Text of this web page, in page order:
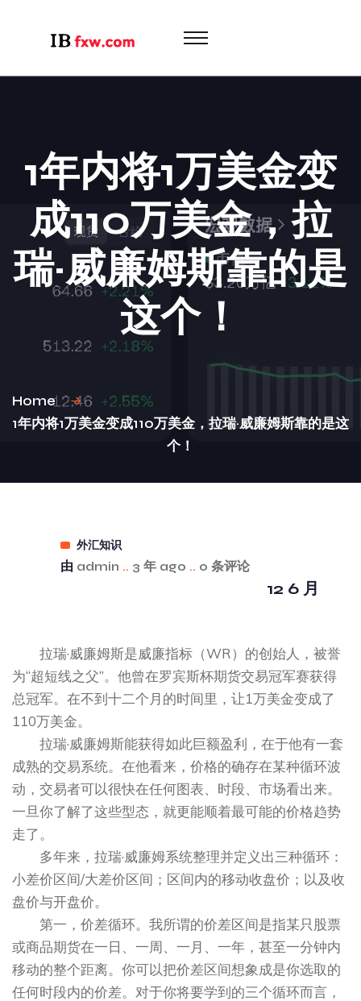
1年内将1万美金变
成110万美金，拉
瑞·威廉姆斯靠的是
这个！
Home
1年内将1万美金变成110万美金，拉瑞·威廉姆斯靠的是这
个！
外汇知识
由 admin .. 3 年 ago .. 0 条评论
12 6 月
拉瑞·威廉姆斯是威廉指标（WR）的创始人，被誉
为“超短线之父”。他曾在罗宾斯杯期货交易冠军赛获得
总冠军。在不到十二个月的时间里，让1万美金变成了
110万美金。
拉瑞·威廉姆斯能获得如此巨额盈利，在于他有一套
成熟的交易系统。在他看来，价格的确存在某种循环波
动，交易者可以很快在任何图表、时段、市场看出来。
一旦你了解了这些型态，就更能顺着最可能的价格趋势
走了。
多年来，拉瑞·威廉姆系统整理并定义出三种循环：
小差价区间/大差价区间；区间内的移动收盘价；以及收
盘价与开盘价。
第一，价差循环。我所谓的价差区间是指某只股票
或商品期货在一日、一周、一月、一年，甚至一分钟内
移动的整个距离。你可以把价差区间想象成是你选取的
任何时段内的价差。对于你将要学到的三个循环而言，